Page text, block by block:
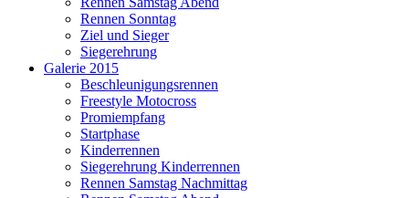
Rennen Sonntag
Ziel und Sieger
Siegerehrung
Galerie 2015
Beschleunigungsrennen
Freestyle Motocross
Promiempfang
Startphase
Kinderrennen
Siegerehrung Kinderrennen
Rennen Samstag Nachmittag